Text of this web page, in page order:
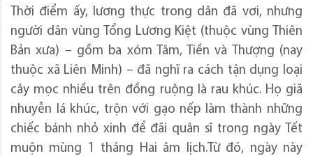
Thời điểm ấy, lương thực trong dân đã vơi, nhưng
người dân vùng Tổng Lương Kiệt (thuộc vùng Thiên
Bản xưa) – gồm ba xóm Tâm, Tiền và Thượng (nay
thuộc xã Liên Minh) – đã nghĩ ra cách tận dụng loại
cây mọc nhiều trên đồng ruộng là rau khúc. Họ giã
nhuyễn lá khúc, trộn với gạo nếp làm thành những
chiếc bánh nhỏ xinh để đãi quân sĩ trong ngày Tết
muộn mùng 1 tháng Hai âm lịch.Từ đó, ngày này